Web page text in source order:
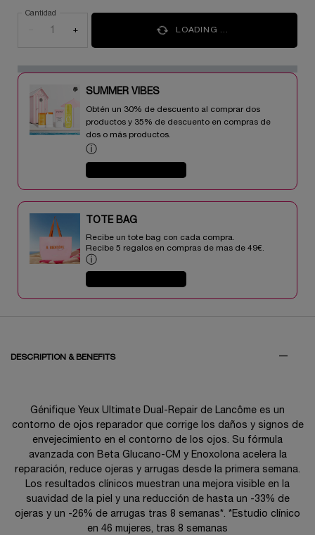
Cantidad
+ LOADING ...
SUMMER VIBES​
Obtén un 30% de descuento al comprar dos
productos y 35% de descuento en compras de
dos o más productos.​
ⓘ
TOTE BAG​​
Recibe un tote bag con cada compra.
Recibe 5 regalos en compras de mas de 49€.​
ⓘ
DESCRIPTION & BENEFITS
Génifique Yeux Ultimate Dual-Repair de Lancôme es un
contorno de ojos reparador que corrige los daños y signos de
envejecimiento en el contorno de los ojos. Su fórmula
avanzada con Beta Glucano-CM y Enoxolona acelera la
reparación, reduce ojeras y arrugas desde la primera semana.
Los resultados clínicos muestran una mejora visible en la
suavidad de la piel y una reducción de hasta un -33% de
ojeras y un -26% de arrugas tras 8 semanas*. *Estudio clínico
en 46 mujeres, tras 8 semanas